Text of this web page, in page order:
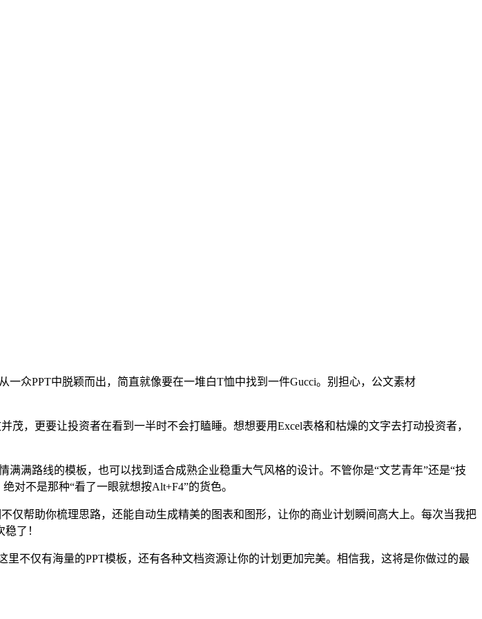
众PPT中脱颖而出，简直就像要在一堆白T恤中找到一件Gucci。别担心，公文素材
，更要让投资者在看到一半时不会打瞌睡。想想要用Excel表格和枯燥的文字去打动投资者，
满路线的模板，也可以找到适合成熟企业稳重大气风格的设计。不管你是“文艺青年”还是“技
对不是那种“看了一眼就想按Alt+F4”的货色。
帮助你梳理思路，还能自动生成精美的图表和图形，让你的商业计划瞬间高大上。每次当我把
了！
里不仅有海量的PPT模板，还有各种文档资源让你的计划更加完美。相信我，这将是你做过的最